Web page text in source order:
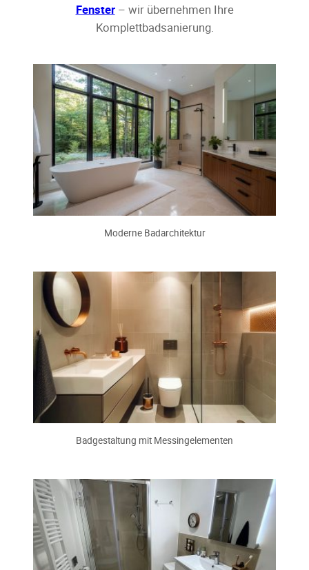
Fenster– wir übernehmen Ihre
Komplettbadsanierung.
Moderne Badarchitektur
Badgestaltung mit Messingelementen